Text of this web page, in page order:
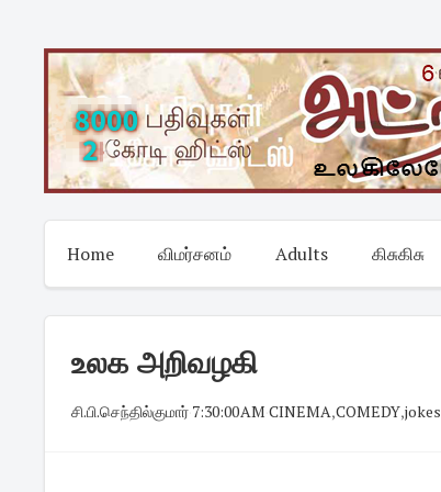
content
Home விமர்சனம் Adults கிசுகிசு
உலக அறிவழகி
சி.பி.செந்தில்குமார் 7:30:00 AM ·CINEMA,COMEDY,jokes